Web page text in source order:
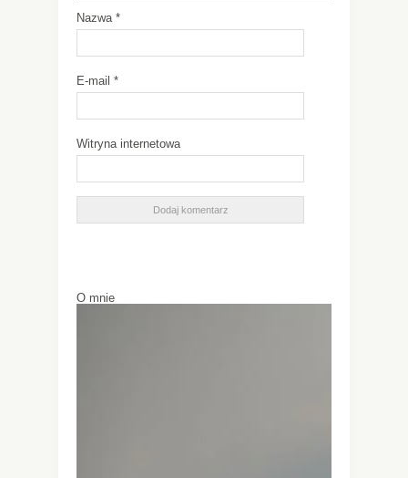
Nazwa *
E-mail *
Witryna internetowa
O mnie